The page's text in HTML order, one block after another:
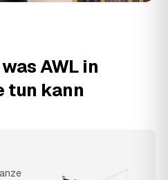
AWL in
tun kann